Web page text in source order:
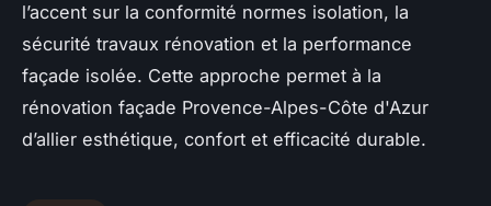
l’accent sur la conformité normes isolation, la
sécurité travaux rénovation et la performance
façade isolée. Cette approche permet à la
rénovation façade Provence-Alpes-Côte d'Azur
d’allier esthétique, confort et efficacité durable.